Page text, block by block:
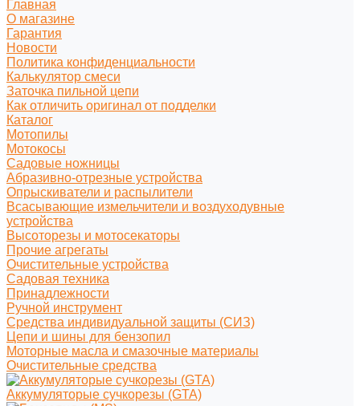
Главная
О магазине
Гарантия
Новости
Политика конфиденциальности
Калькулятор смеси
Заточка пильной цепи
Как отличить оригинал от подделки
Каталог
Мотопилы
Мотокосы
Садовые ножницы
Абразивно-отрезные устройства
Опрыскиватели и распылители
Всасывающие измельчители и воздуходувные
устройства
Высоторезы и мотосекаторы
Прочие агрегаты
Очистительные устройства
Садовая техника
Принадлежности
Ручной инструмент
Средства индивидуальной защиты (СИЗ)
Цепи и шины для бензопил
Моторные масла и смазочные материалы
Очистительные средства
Аккумуляторые сучкорезы (GTA)